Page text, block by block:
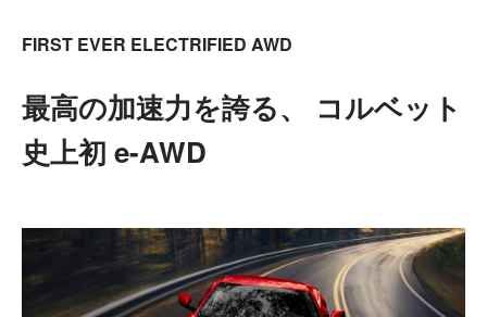
FIRST EVER ELECTRIFIED AWD
最高の加速力を誇る、 コルベット
史上初 e-AWD